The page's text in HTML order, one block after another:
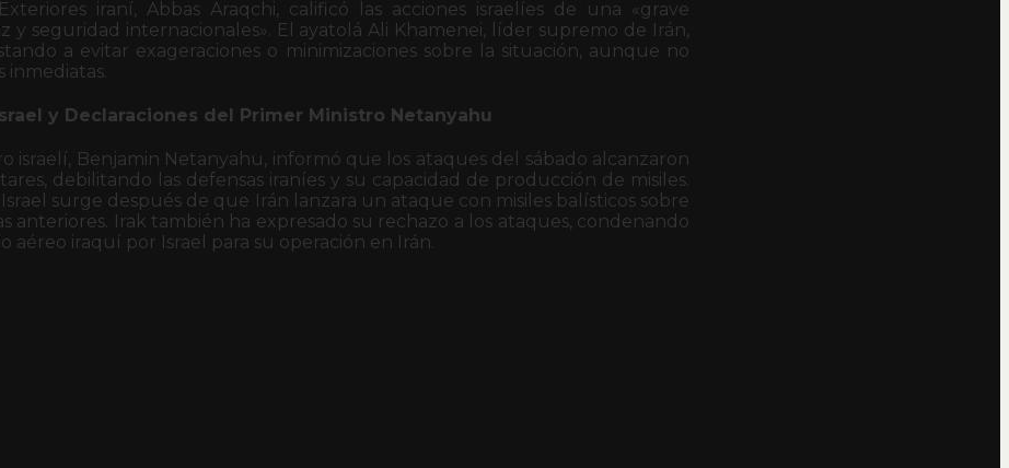
iraní, Abbas Araqchi, calificó las acciones israelíes de una «grave
y seguridad internacionales». El ayatolá Ali Khamenei, líder supremo de Irán,
a evitar exageraciones o minimizaciones sobre la situación, aunque no
inmediatas.
y Declaraciones del Primer Ministro Netanyahu
israelí, Benjamin Netanyahu, informó que los ataques del sábado alcanzaron
debilitando las defensas iraníes y su capacidad de producción de misiles.
surge después de que Irán lanzara un ataque con misiles balísticos sobre
anteriores. Irak también ha expresado su rechazo a los ataques, condenando
aéreo iraquí por Israel para su operación en Irán.